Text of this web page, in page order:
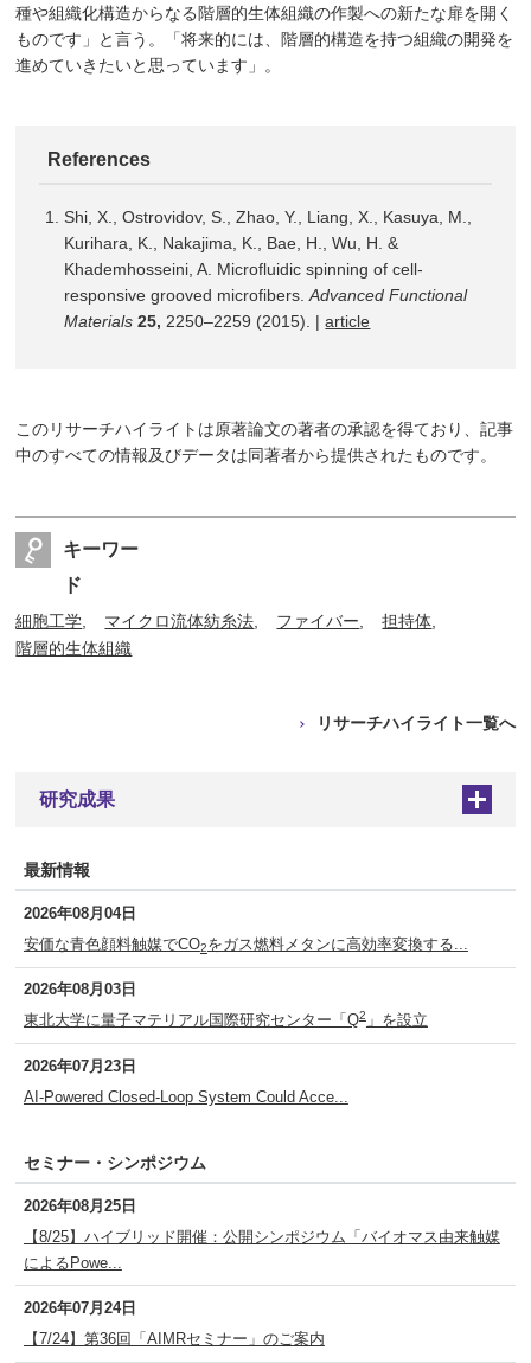
種や組織化構造からなる階層的生体組織の作製への新たな扉を開く
ものです」と言う。「将来的には、階層的構造を持つ組織の開発を
進めていきたいと思っています」。
References
Shi, X., Ostrovidov, S., Zhao, Y., Liang, X., Kasuya, M.,
Kurihara, K., Nakajima, K., Bae, H., Wu, H. &
Khademhosseini, A. Microfluidic spinning of cell-
responsive grooved microfibers.Advanced Functional
Materials 25, 2250–2259 (2015). |article
このリサーチハイライトは原著論文の著者の承認を得ており、記事
中のすべての情報及びデータは同著者から提供されたものです。
キーワー
ド
細胞工学 マイクロ流体紡糸法 ファイバー
担持体
階層的生体組織
リサーチハイライト一覧へ
研究成果 +
最新情報
2026年08月04日
安価な青色顔料触媒でCO2をガス燃料メタンに高効率変換する...
2026年08月03日
東北大学に量子マテリアル国際研究センター「Q2」を設立
2026年07月23日
AI-Powered Closed-Loop System Could Acce...
セミナー・シンポジウム
2026年08月25日
【8/25】ハイブリッド開催：公開シンポジウム「バイオマス由来触媒
によるPowe...
2026年07月24日
【7/24】第36回「AIMRセミナー」のご案内